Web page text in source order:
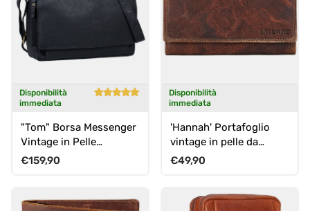
Disponibilità
immediata
"Tom" Borsa Messenger
Vintage in Pelle
Portadcumenti 15 Pollici
Prezzo normale
€159,90
Disponibilità
immediata
'Hannah' Portafoglio
vintage in pelle da
donna RFID
Prezzo normale
€49,90